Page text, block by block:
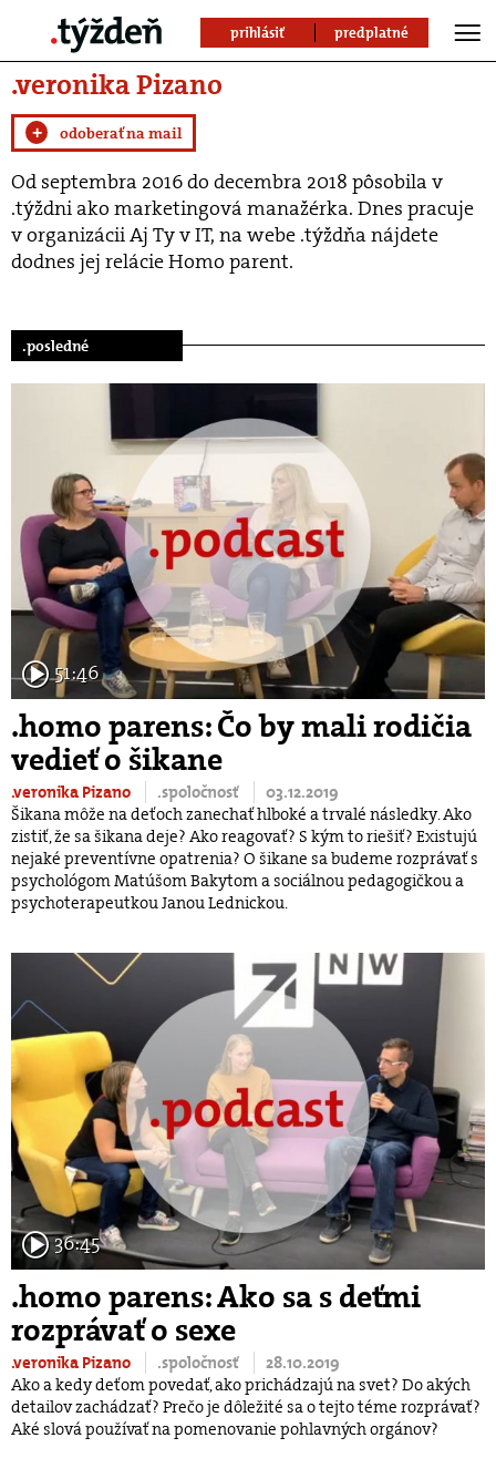
prihlásiť predplatné
.veronika Pizano
+ odoberať na mail
Od septembra 2016 do decembra 2018 pôsobila v
.týždni ako marketingová manažérka. Dnes pracuje
v organizácii Aj Ty v IT, na webe .týždňa nájdete
dodnes jej relácie Homo parent.
.posledné
51:46
.homo parens: Čo by mali rodičia
vedieť o šikane
.veronika Pizano .spoločnosť
03.12.2019
Šikana môže na deťoch zanechať hlboké a trvalé následky. Ako
zistiť, že sa šikana deje? Ako reagovať? S kým to riešiť? Existujú
nejaké preventívne opatrenia? O šikane sa budeme rozprávať s
psychológom Matúšom Bakytom a sociálnou pedagogičkou a
psychoterapeutkou Janou Lednickou.
36:45
.homo parens: Ako sa s deťmi
rozprávať o sexe
.veronika Pizano .spoločnosť
28.10.2019
Ako a kedy deťom povedať, ako prichádzajú na svet? Do akých
detailov zachádzať? Prečo je dôležité sa o tejto téme rozprávať?
Aké slová používať na pomenovanie pohlavných orgánov?